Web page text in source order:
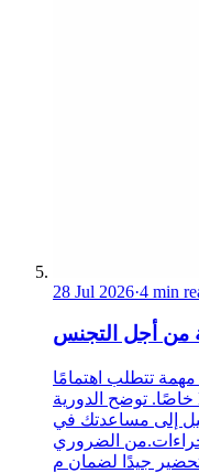
28 Jul 2026·4 min
من أجل التجنس
تتطلب اهتمامًا
خاصًا. توضح الدورية NOR INTK2513256J بتاريخ 2 مايو 2025
إلى مساعدتك في
الضروري